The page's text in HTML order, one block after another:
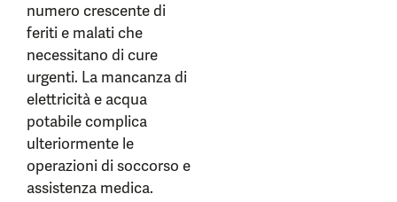
numero crescente di
feriti e malati che
necessitano di cure
urgenti. La mancanza di
elettricità e acqua
potabile complica
ulteriormente le
operazioni di soccorso e
assistenza medica.